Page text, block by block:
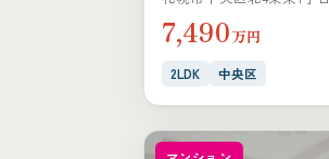
7,490万円
2LDK 中央区